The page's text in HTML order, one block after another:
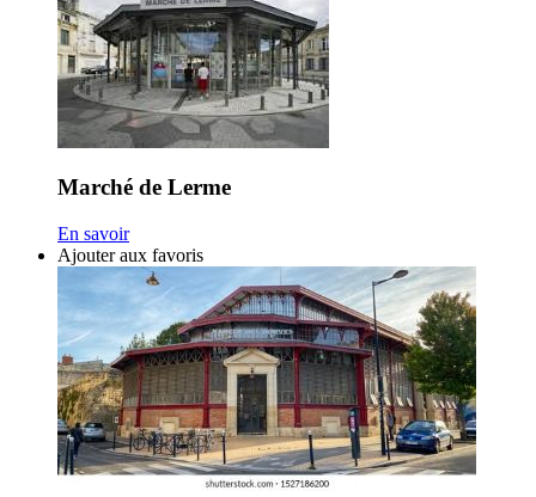
Marché de Lerme
En savoir
Ajouter aux favoris